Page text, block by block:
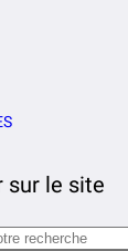
sur le site